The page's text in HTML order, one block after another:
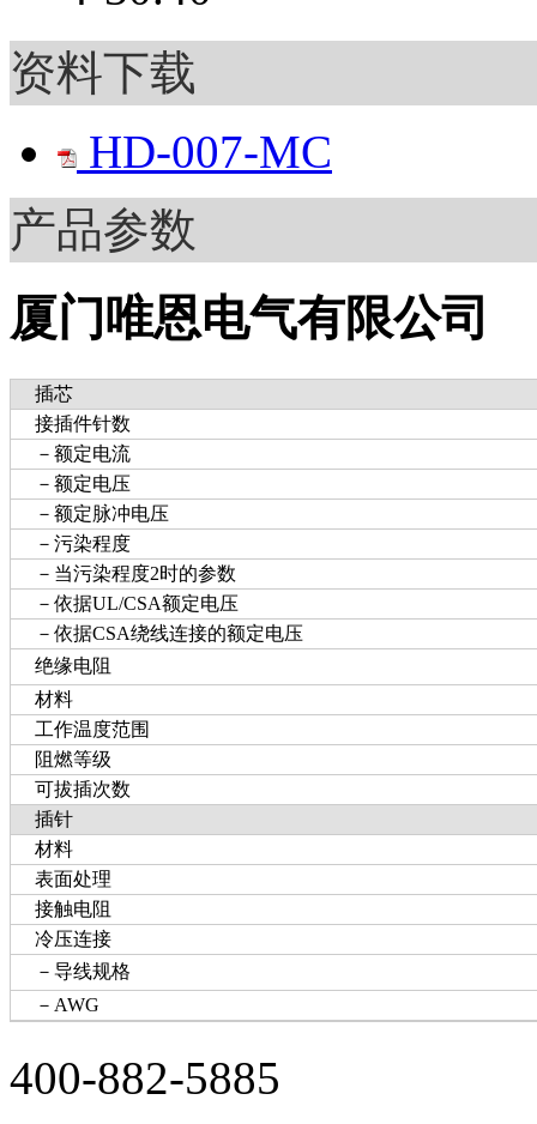
资料下载
HD-007-MC
产品参数
插芯
接插件针数
－额定电流
－额定电压
－额定脉冲电压
－污染程度
－当污染程度2时的参数
－依据UL/CSA额定电压
－依据CSA绕线连接的额定电压
绝缘电阻
材料
工作温度范围
阻燃等级
可拔插次数
插针
材料
表面处理
接触电阻
冷压连接
－导线规格
－AWG
厦门唯恩电气有限公司
400-882-5885